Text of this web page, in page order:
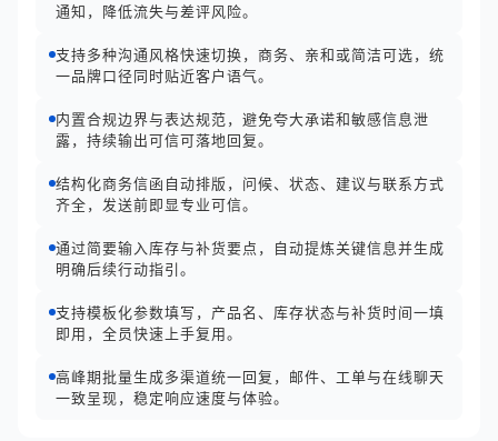
通知，降低流失与差评风险。
支持多种沟通风格快速切换，商务、亲和或简洁可选，统
一品牌口径同时贴近客户语气。
内置合规边界与表达规范，避免夸大承诺和敏感信息泄
露，持续输出可信可落地回复。
结构化商务信函自动排版，问候、状态、建议与联系方式
齐全，发送前即显专业可信。
通过简要输入库存与补货要点，自动提炼关键信息并生成
明确后续行动指引。
支持模板化参数填写，产品名、库存状态与补货时间一填
即用，全员快速上手复用。
高峰期批量生成多渠道统一回复，邮件、工单与在线聊天
一致呈现，稳定响应速度与体验。